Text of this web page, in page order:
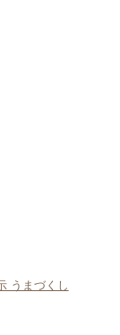
うまづくし